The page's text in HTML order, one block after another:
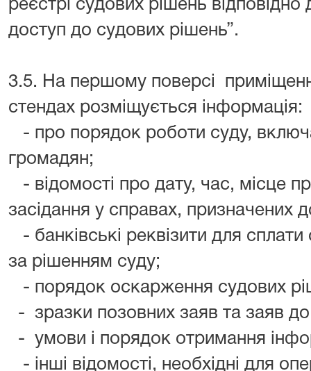
реєстрі судових рішень
доступ до судових рішень”.
3.5. На першому поверсі
стендах розміщується інформація:
- про порядок роботи суду,
громадян;
- відомості про дату, час, місце
засідання у справах, призначених
- банківські реквізити для
за рішенням суду;
- порядок оскарження судових
- зразки позовних заяв та заяв
- умови і порядок отримання
- інші відомості, необхідні для